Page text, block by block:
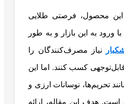
این محصول، فرصتی طلایی
ورود به این بازار و به طور
نیاز مصرف‌کنندگان را
کسب کنند. اما این
تحریم‌ها، نوسانات ارزی و
است. هدف این مقاله، ارائه